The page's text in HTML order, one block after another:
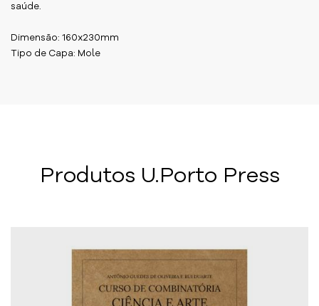
saúde.
Dimensão: 160x230mm
Tipo de Capa: Mole
Produtos U.Porto Press